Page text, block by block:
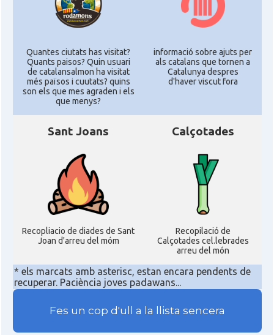
Quantes ciutats has visitat?
Quants paisos? Quin usuari
de catalansalmon ha visitat
més països i cuutats? quins
son els que mes agraden i els
que menys?
informació sobre ajuts per
als catalans que tornen a
Catalunya despres
d'haver viscut fora
Sant Joans
Recopliacio de diades de Sant
Joan d'arreu del móm
Calçotades
Recopilació de
Calçotades cel.lebrades
arreu del món
* els marcats amb asterisc, estan encara pendents de
recuperar. Paciència joves padawans...
Fes un cop d'ull a la llista sencera